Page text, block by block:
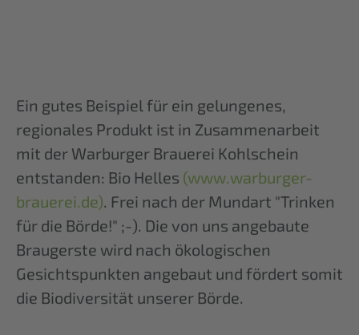
Ein gutes Beispiel für ein gelungenes,
regionales Produkt ist in Zusammenarbeit
mit der Warburger Brauerei Kohlschein
entstanden: Bio Helles (www.warburger-
brauerei.de) . Frei nach der Mundart "Trinken
für die Börde!" ;-). Die von uns angebaute
Braugerste wird nach ökologischen
Gesichtspunkten angebaut und fördert somit
die Biodiversität unserer Börde.